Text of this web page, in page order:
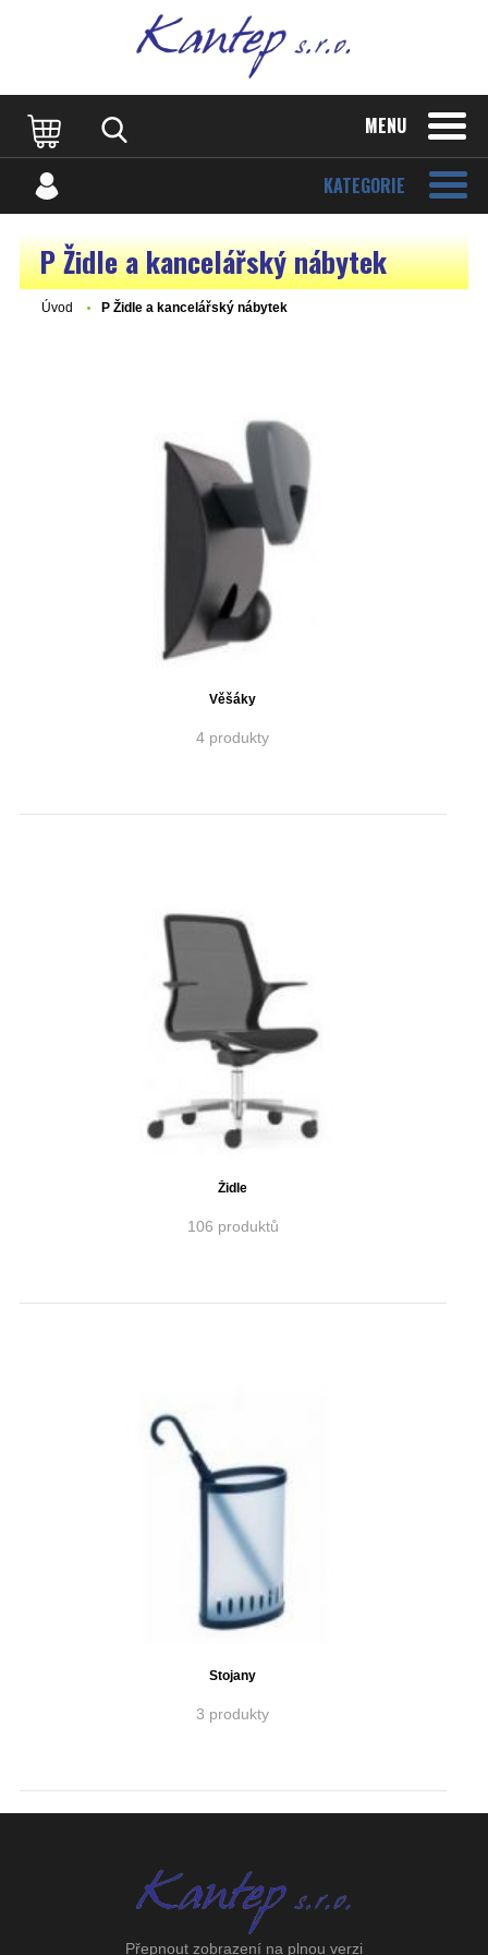
MENU
KATEGORIE
P Židle a kancelářský nábytek
Úvod P Židle a kancelářský nábytek
Věšáky
4 produkty
Židle
106 produktů
Stojany
3 produkty
Přepnout zobrazení na plnou verzi